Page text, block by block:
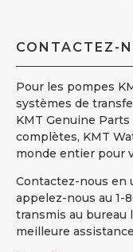
CONTACTEZ-
Pour les pompes
systèmes de
KMT Genuine Parts
complètes, KMT
monde entier pour
Contactez-nous en
appelez-nous au 1-
transmis au bureau
meilleure